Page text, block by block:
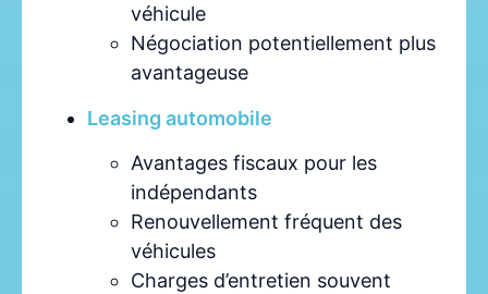
véhicule
Négociation potentiellement plus
avantageuse
Leasing automobile
Avantages fiscaux pour les
indépendants
Renouvellement fréquent des
véhicules
Charges d’entretien souvent